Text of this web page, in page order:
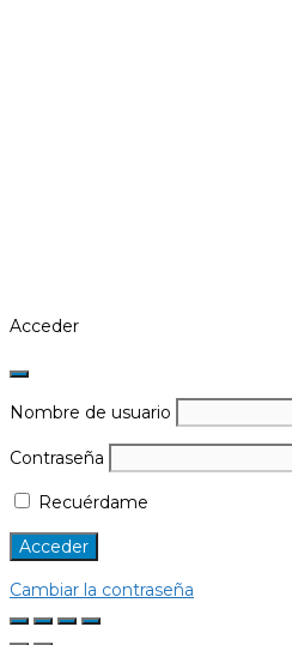
Acceder
Nombre de usuario
Contraseña
Recuérdame
Cambiar la contraseña